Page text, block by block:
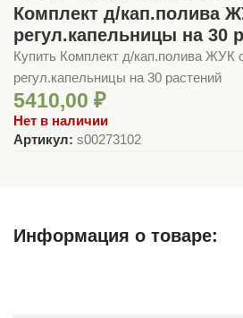
Комплект д/кап.полива
регул.капельницы на 30
Купить Комплект д/кап.полива ЖУК
регул.капельницы на 30 растений
5410,00 ₽
Нет в наличии
Артикул: s00273102
Информация о товаре: